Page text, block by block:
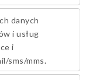
danych
i usług
i
sms/mms.